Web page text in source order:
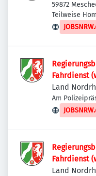
59872
Teilweise
Fahrdienst
Land
Am
Deutschland
Fahrdienst
Land